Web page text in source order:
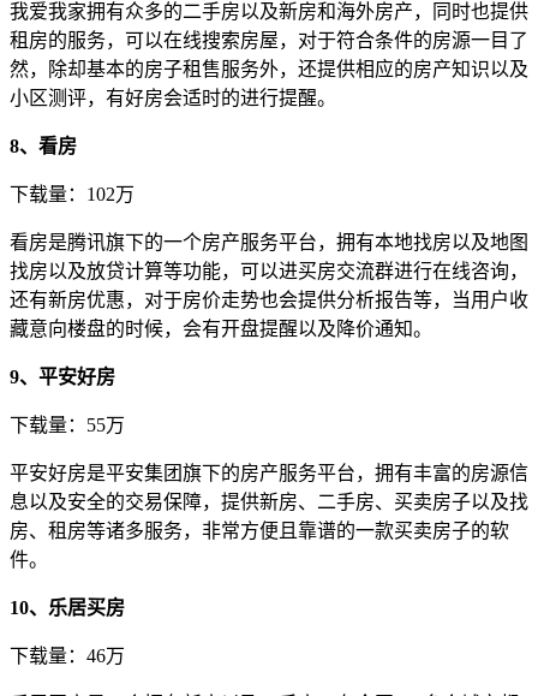
我爱我家拥有众多的二手房以及新房和海外房产，同时也提供
租房的服务，可以在线搜索房屋，对于符合条件的房源一目了
然，除却基本的房子租售服务外，还提供相应的房产知识以及
小区测评，有好房会适时的进行提醒。
8、看房
下载量：102万
看房是腾讯旗下的一个房产服务平台，拥有本地找房以及地图
找房以及放贷计算等功能，可以进买房交流群进行在线咨询，
还有新房优惠，对于房价走势也会提供分析报告等，当用户收
藏意向楼盘的时候，会有开盘提醒以及降价通知。
9、平安好房
下载量：55万
平安好房是平安集团旗下的房产服务平台，拥有丰富的房源信
息以及安全的交易保障，提供新房、二手房、买卖房子以及找
房、租房等诸多服务，非常方便且靠谱的一款买卖房子的软
件。
10、乐居买房
下载量：46万